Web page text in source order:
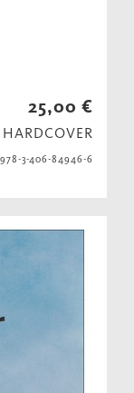
25,00 €
HARDCOVER
978-3-406-84946-6